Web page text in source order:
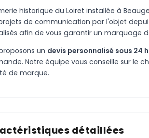
historique du Loiret installée à
de communication par l'objet
afin de vous garantir un marquage
un devis personnalisé sous 24
Notre équipe vous conseille sur le
de marque.
détaillées